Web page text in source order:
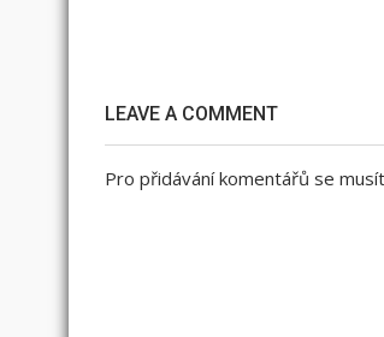
LEAVE A COMMENT
Pro přidávání komentářů se